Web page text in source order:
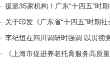
援派35家机构！广东“十四五”时
关于印发《广东省“十四五”时期
李纪恒在四川调研时强调 以贯彻
22《上海市促进养老托育服务高质